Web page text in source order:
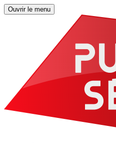
Ouvrir le menu